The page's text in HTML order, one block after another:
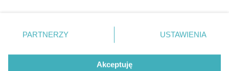
POLITYKA PRYWATNOŚCI
zmienić/wycofać klikając przycisk ustawień prywatności
znajdujący się w lewym dolnym rogu strony
rodzaje przetwarzania danych nie wymagają zgody
użytkownika, ale masz prawo sprzeciwić się takiemu
PARTNERZY USTAWIENIA
Akceptuję